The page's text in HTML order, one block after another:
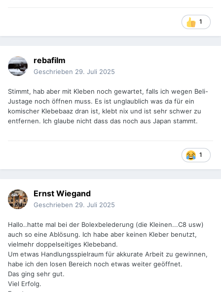
1
rebafilm
Geschrieben 29. Juli 2025
Stimmt, hab aber mit Kleben noch gewartet, falls ich wegen Beli-
Justage noch öffnen muss. Es ist unglaublich was da für ein
komischer Klebebaaz dran ist, klebt nix und ist sehr schwer zu
entfernen. Ich glaube nicht dass das noch aus Japan stammt.
1
Ernst Wiegand
Geschrieben 29. Juli 2025
Hallo..hatte mal bei der Bolexbelederung (die Kleinen...C8 usw)
auch so eine Ablösung. Ich habe aber keinen Kleber benutzt,
vielmehr doppelseitiges Klebeband.
Um etwas Handlungsspielraum für akkurate Arbeit zu gewinnen,
habe ich den losen Bereich noch etwas weiter geöffnet.
Das ging sehr gut.
Viel Erfolg.